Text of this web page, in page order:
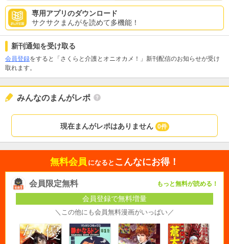
専用アプリのダウンロード
サクサクまんがを読めて多機能！
新刊通知を受け取る
会員登録をすると「さくらと介護とオニオカメ！」新刊配信のお知らせが受け
取れます。
みんなのまんがレポ
現在まんがレポはありません 0件
無料会員 になると こんなにお得！
会員限定無料 もっと無料が読める！
会員登録で無料増量
＼この他にも会員無料漫画がいっぱい／